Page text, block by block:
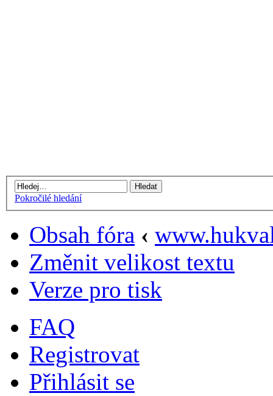
Pokročilé hledání
Obsah fóra ‹
Změnit velikost textu
Verze pro tisk
FAQ
Registrovat
Přihlásit se